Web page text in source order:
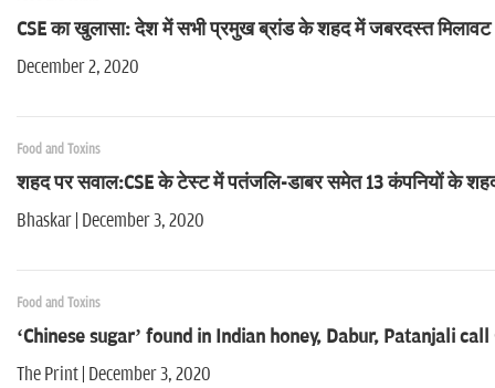
CSE का खुलासा: देश में सभी प्रमुख ब्रांड के शहद में जबरदस्त मिलावट
December 2, 2020
Food and Toxins
शहद पर सवाल:CSE के टेस्ट में पतंजलि-डाबर समेत 13 कंपनियों के
Bhaskar | December 3, 2020
Food and Toxins
‘Chinese sugar’ found in Indian honey, Dabur, Patanjali
The Print | December 3, 2020